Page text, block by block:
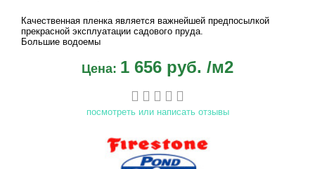
Качественная пленка является важнейшей предпосылкой
прекрасной эксплуатации садового пруда.
Большие водоемы
Цена: 1 656 руб. /м2
посмотреть или написать отзывы